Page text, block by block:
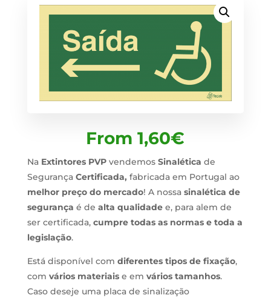
From 1,60€
Na Extintores PVPvendemos Sinalética de
Segurança Certificada, fabricada em Portugal ao
melhor preço do mercado! A nossa sinalética de
segurança é de alta qualidadee, para alem de
ser certificada, cumpre todas as normas e toda a
legislação.
Está disponível com diferentes tipos de fixação,
com vários materiaise em vários tamanhos.
Caso deseje uma placa de sinalização